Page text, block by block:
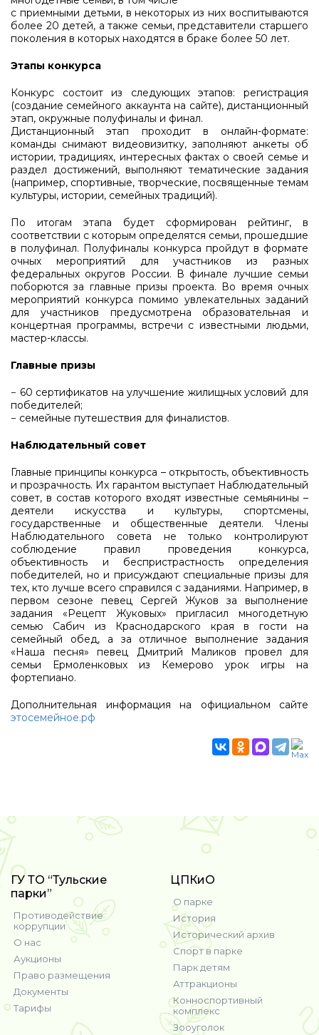
с приемными детьми, в некоторых из них воспитываются
более 20 детей, а также семьи, представители старшего
поколения в которых находятся в браке более 50 лет.
Этапы конкурса
Конкурс состоит из следующих этапов: регистрация
(создание семейного аккаунта на сайте), дистанционный
этап, окружные полуфиналы и финал.
Дистанционный этап проходит в онлайн-формате:
команды снимают видеовизитку, заполняют анкеты об
истории, традициях, интересных фактах о своей семье и
раздел достижений, выполняют тематические задания
(например, спортивные, творческие, посвященные темам
культуры, истории, семейных традиций).
По итогам этапа будет сформирован рейтинг, в
соответствии с которым определятся семьи, прошедшие
в полуфинал. Полуфиналы конкурса пройдут в формате
очных мероприятий для участников из разных
федеральных округов России. В финале лучшие семьи
поборются за главные призы проекта. Во время очных
мероприятий конкурса помимо увлекательных заданий
для участников предусмотрена образовательная и
концертная программы, встречи с известными людьми,
мастер-классы.
Главные призы
− 60 сертификатов на улучшение жилищных условий для
победителей;
− семейные путешествия для финалистов.
Наблюдательный совет
Главные принципы конкурса – открытость, объективность
и прозрачность. Их гарантом выступает Наблюдательный
совет, в состав которого входят известные семьянины –
деятели искусства и культуры, спортсмены,
государственные и общественные деятели. Члены
Наблюдательного совета не только контролируют
соблюдение правил проведения конкурса,
объективность и беспристрастность определения
победителей, но и присуждают специальные призы для
тех, кто лучше всего справился с заданиями. Например, в
первом сезоне певец Сергей Жуков за выполнение
задания «Рецепт Жуковых» пригласил многодетную
семью Сабич из Краснодарского края в гости на
семейный обед, а за отличное выполнение задания
«Наша песня» певец Дмитрий Маликов провел для
семьи Ермоленковых из Кемерово урок игры на
фортепиано.
Дополнительная информация на официальном сайте
этосемейное.рф
ГУ ТО “Тульские
парки”
Противодействие
коррупции
О нас
Аукционы
Право размещения
Документы
Тарифы
ЦПКиО
О парке
История
Исторический архив
Спорт в парке
Парк детям
Аттракционы
Конноспортивный
комплекс
Зооуголок